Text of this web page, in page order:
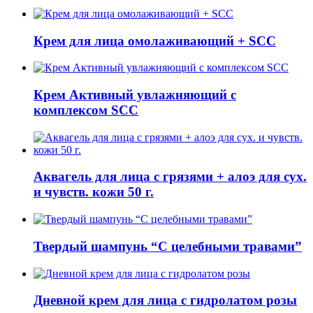
Крем для лица омолаживающий + SCC
Крем Активный увлажняющий с
комплексом SCC
Аквагель для лица с грязями + алоэ для сух.
и чувств. кожи 50 г.
Твердый шампунь “С целебными травами”
Дневной крем для лица с гидролатом розы